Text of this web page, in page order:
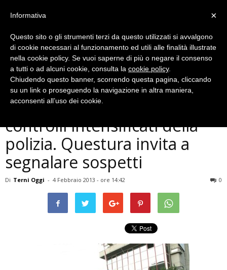
Cronaca
Terni, furti in abitazione:
controlli intensificati della
polizia. Questura invita a
segnalare sospetti
Di Terni Oggi - 4 Febbraio 2013 - ore 14:42 0
×
Informativa
Questo sito o gli strumenti terzi da questo utilizzati si avvalgono
di cookie necessari al funzionamento ed utili alle finalità illustrate
nella cookie policy. Se vuoi saperne di più o negare il consenso
a tutti o ad alcuni cookie, consulta la cookie policy.
Chiudendo questo banner, scorrendo questa pagina, cliccando
su un link o proseguendo la navigazione in altra maniera,
acconsenti all’uso dei cookie.